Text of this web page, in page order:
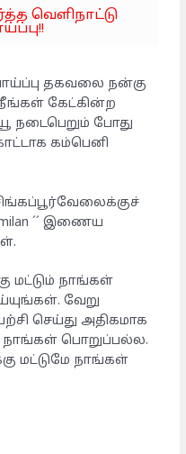
வெளிநாட்டு
தகவலை நன்கு
நீங்கள் கேட்கின்ற
நடைபெறும் போது
கம்பெனி
´´ இணைய
மட்டும் நாங்கள்
வேறு
செய்து அதிகமாக
பொறுப்பல்ல.
மட்டுமே நாங்கள்